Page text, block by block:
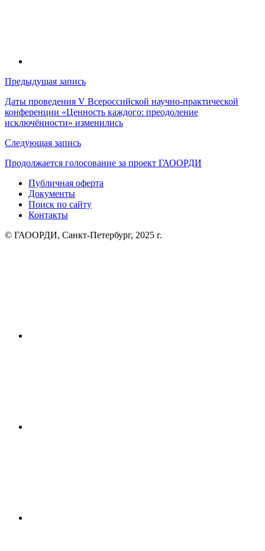
Навигация
по
записям
Предыдущая запись
Даты проведения V Всероссийской научно-практической
конференции «Ценность каждого: преодоление
исключённости» изменились
Следующая запись
Продолжается голосование за проект ГАООРДИ
Публичная оферта
Документы
Поиск по сайту
Контакты
© ГАООРДИ, Санкт-Петербург, 2025 г.